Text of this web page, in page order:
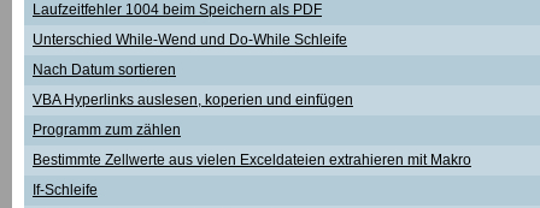
Laufzeitfehler 1004 beim Speichern als PDF
Unterschied While-Wend und Do-While Schleife
Nach Datum sortieren
VBA Hyperlinks auslesen, koperien und einfügen
Programm zum zählen
Bestimmte Zellwerte aus vielen Exceldateien extrahieren mit Makro
If-Schleife